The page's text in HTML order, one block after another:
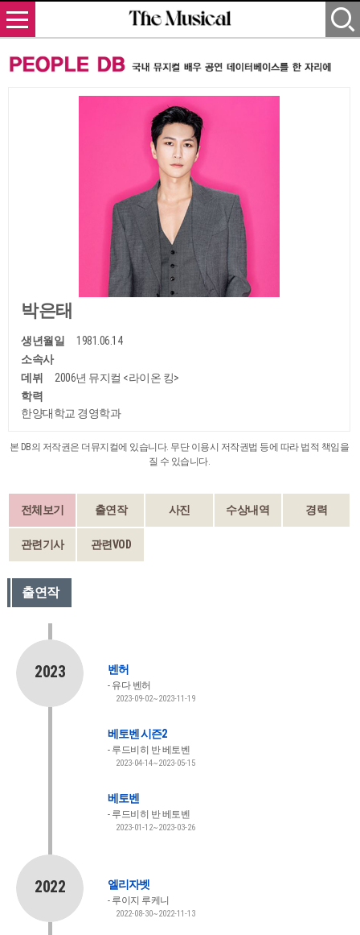
박은태
생년월일
1981.06.14
소속사
데뷔
2006년 뮤지컬 <라이온 킹>
학력
한양대학교 경영학과
본 DB의 저작권은 더뮤지컬에 있습니다. 무단 이용시 저작권법 등에 따라 법적 책임을
질 수 있습니다.
전체보기 출연작 사진 수상내역 경력
관련기사 관련VOD
출연작
2023 벤허
유다 벤허
2023-09-02~2023-11-19
베토벤 시즌2
루드비히 반 베토벤
2023-04-14~2023-05-15
베토벤
루드비히 반 베토벤
2023-01-12~2023-03-26
2022 엘리자벳
루이지 루케니
2022-08-30~2022-11-13